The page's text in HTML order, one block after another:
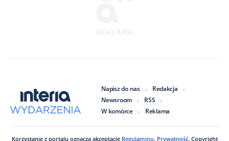
Napisz do nas
Redakcja
Newsroom
RSS
W komórce
Reklama
Korzystanie z portalu oznacza akceptację Regulaminu. Prywatność. Copyright